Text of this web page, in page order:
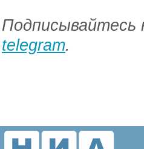
Подписывайтесь
telegram.